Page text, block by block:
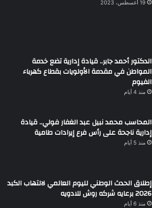
19 أغسطس، 2023
الدكتور أحمد جابر.. قيادة إدارية تضع خدمة
المواطن في مقدمة الأولويات بقطاع كهرباء
الفيوم
منذ 4 أيام
المحاسب محمد نبيل عبد الغفار فولي.. قيادة
إدارية ناجحة على رأس فرع إيرادات طامية
منذ 5 أيام
إطلاق الحدث الوطني لليوم العالمي لالتهاب الكبد
2026 برعايه شركه روش للادويه
منذ 6 أيام